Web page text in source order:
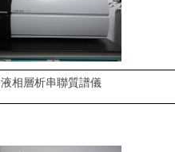
液相層析串聯質譜儀